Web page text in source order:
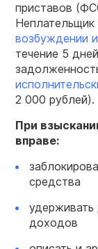
приставов
Неплательщик
возбуждении
течение 5
2 000 рублей).
При
вправе:
средства
доходов